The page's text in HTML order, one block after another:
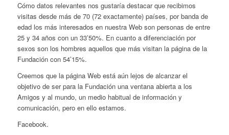
Cómo datos relevantes nos gustaría destacar que recibimos
visitas desde más de 70 (72 exactamente) países, por banda de
edad los más interesados en nuestra Web son personas de entre
25 y 34 años con un 33’50%. En cuanto a diferenciación por
sexos son los hombres aquellos que más visitan la página de la
Fundación con 54’15%.
Creemos que la página Web está aún lejos de alcanzar el
objetivo de ser para la Fundación una ventana abierta a los
Amigos y al mundo, un medio habitual de información y
comunicación, pero en ello estamos.
Facebook.